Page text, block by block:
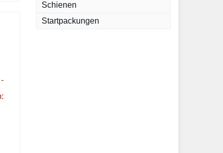
Schienen
Startpackungen